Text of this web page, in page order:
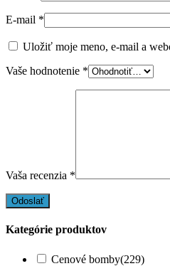
E-mail *
Uložiť moje meno, e-mail a
Vaše hodnotenie *
Vaša recenzia *
Kategórie produktov
Cenové bomby(229)